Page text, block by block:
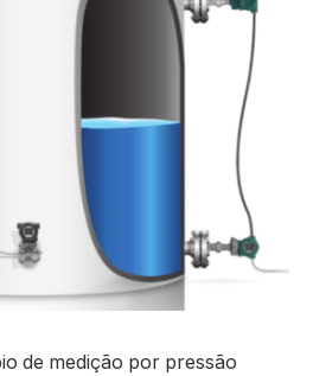
de medição por pressão